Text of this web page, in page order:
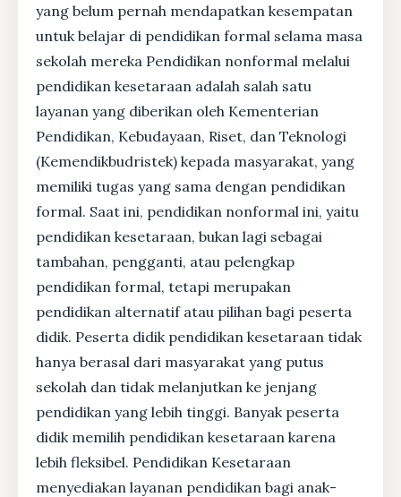
yang belum pernah mendapatkan kesempatan
untuk belajar di pendidikan formal selama masa
sekolah mereka Pendidikan nonformal melalui
pendidikan kesetaraan adalah salah satu
layanan yang diberikan oleh Kementerian
Pendidikan, Kebudayaan, Riset, dan Teknologi
(Kemendikbudristek) kepada masyarakat, yang
memiliki tugas yang sama dengan pendidikan
formal. Saat ini, pendidikan nonformal ini, yaitu
pendidikan kesetaraan, bukan lagi sebagai
tambahan, pengganti, atau pelengkap
pendidikan formal, tetapi merupakan
pendidikan alternatif atau pilihan bagi peserta
didik. Peserta didik pendidikan kesetaraan tidak
hanya berasal dari masyarakat yang putus
sekolah dan tidak melanjutkan ke jenjang
pendidikan yang lebih tinggi. Banyak peserta
didik memilih pendidikan kesetaraan karena
lebih fleksibel. Pendidikan Kesetaraan
menyediakan layanan pendidikan bagi anak-